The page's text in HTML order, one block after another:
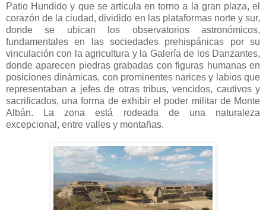
Patio Hundido y que se articula en torno a la gran plaza, el
corazón de la ciudad, dividido en las plataformas norte y sur,
donde se ubican los observatorios astronómicos,
fundamentales en las sociedades prehispánicas por su
vinculación con la agricultura y la Galería de los Danzantes,
donde aparecen piedras grabadas con figuras humanas en
posiciones dinámicas, con prominentes narices y labios que
representaban a jefes de otras tribus, vencidos, cautivos y
sacrificados, una forma de exhibir el poder militar de Monte
Albán. La zona está rodeada de una naturaleza
excepcional, entre valles y montañas.